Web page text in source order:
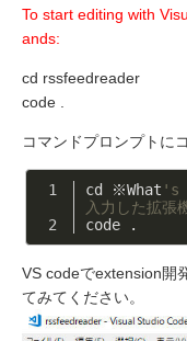
To start editing with
ands:
cd rssfeedreader
code .
コマンドプロンプトに
cd ※What 's
入力した拡張
code .
VS codeでextension開
てみてください。